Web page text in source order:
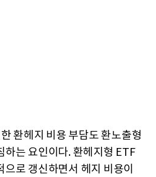
환헤지 비용 부담도 환노출형
하는 요인이다. 환헤지형 ETF
로 갱신하면서 헤지 비용이